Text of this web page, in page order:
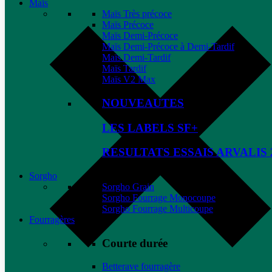
Maïs
Maïs Très précoce
Maïs Précoce
Maïs Demi-Précoce
Maïs Demi-Précoce à Demi-Tardif
Maïs Demi-Tardif
Maïs Tardif
Maïs V2 Max
NOUVEAUTES
LES LABELS SF+
RESULTATS ESSAIS ARVALIS
Sorgho
Sorgho Grain
Sorgho Fourrage Monocoupe
Sorgho Fourrage Multicoupe
Fourragères
Courte durée
Betterave fourragère